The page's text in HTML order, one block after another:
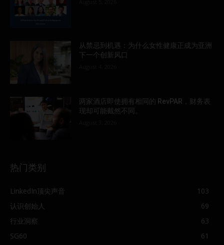
从禁忌到机遇：为什么女性健康正成为亚洲
下一个创新风口
两家酒店即使拥有相同的 RevPAR，财务表
现却可能截然不同。
热门类别
LinkedIn顶尖声音
103
认识创始人
69
行业洞察
63
SG60
61